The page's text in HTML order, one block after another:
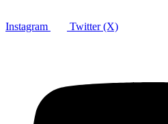
Instagram Twitter (X)